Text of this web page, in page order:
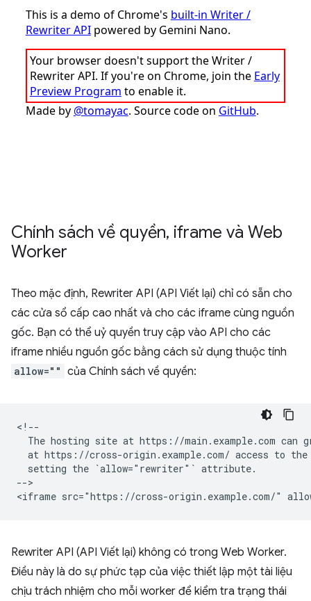
Chính sách về quyền, iframe và Web
Worker
Theo mặc định, Rewriter API (API Viết lại) chỉ có sẵn cho
các cửa sổ cấp cao nhất và cho các iframe cùng nguồn
gốc. Bạn có thể uỷ quyền truy cập vào API cho các
iframe nhiều nguồn gốc bằng cách sử dụng thuộc tính
allow="" của Chính sách về quyền:
<!--
The hosting site at https://main.example.com can
at https://cross-origin.example.com/ access to
  setting the `allow="rewriter"` attribute.
-->
Rewriter API (API Viết lại) không có trong Web Worker.
Điều này là do sự phức tạp của việc thiết lập một tài liệu
chịu trách nhiệm cho mỗi worker để kiểm tra trạng thái